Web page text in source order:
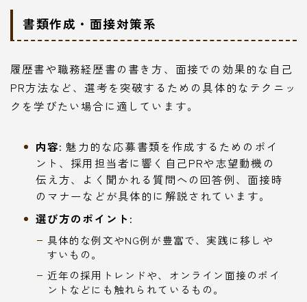
書類作成・面接対策系
履歴書や職務経歴書の書き方、面接での効果的な自己
PR方法など、選考を突破するための具体的なテクニッ
クを学びたい場合に適しています。
内容: 魅力的な応募書類を作成するためのポイ
ント、採用担当者に響く自己PRや志望動機の
伝え方、よく聞かれる質問への回答例、面接時
のマナーなどが具体的に解説されています。
選び方のポイント:
具体的な例文やNG例が豊富で、実践に移しや
すいもの。
近年の採用トレンドや、オンライン面接のポイ
ントなどにも触れられているもの。